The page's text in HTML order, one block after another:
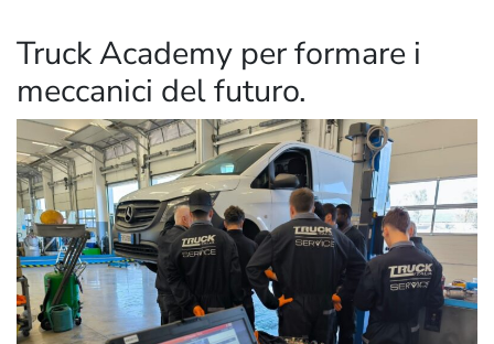
Truck Academy per formare i
meccanici del futuro.